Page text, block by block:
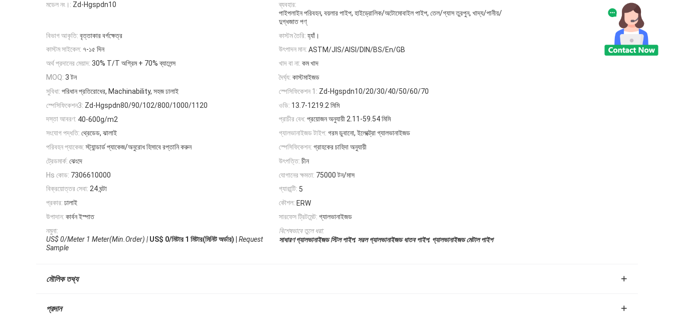
মডেল নং।: Zd-Hgspdn10
ব্যবহার:
পাইপলাইন পরিবহন, বয়লার পাইপ, হাইড্রোলিক/অটোমোবাইল পাইপ, তেল/গ্যাস তুরপুন, খাদ্য/পানীয়/
দুগ্ধজাত পণ্
বিভাগ আকৃতি: বৃত্তাকার বর্গক্ষেত্র কাস্টম তৈরি: হ্যাঁ।
কাস্টম সাইকেল: ৭-১৫ দিন উৎপাদন মান: ASTM/JIS/AISI/DIN/BS/En/GB
অর্থ প্রদানের মেয়াদ: 30% T/T অগ্রিম + 70% ব্যালেন্স খাদ বা না: কম খাদ
MOQ: 3 টন দৈর্ঘ্য: কাস্টমাইজড
সুবিধা: পরিধান প্রতিরোধের, Machinability, সহজ ঢালাই স্পেসিফিকেশন 1: Zd-Hgspdn10/20/30/40/50/60/70
স্পেসিফিকেশন3: Zd-Hgspdn80/90/102/800/1000/1120 ওডি: 13.7-1219.2 মিমি
দস্তা আবরণ: 40-600g/m2 প্রাচীর বেধ: প্রয়োজন অনুযায়ী 2.11-59.54 মিমি
সংযোগ পদ্ধতি: থ্রেডেড, ঝালাই গ্যালভানাইজড টাইপ: গরম ডুবানো, ইলেক্ট্রো গ্যালভানাইজড
পরিবহন প্যাকেজ: স্ট্যান্ডার্ড প্যাকেজ/অনুরোধ হিসাবে রপ্তানি করুন স্পেসিফিকেশন: গ্রাহকের চাহিদা অনুযায়ী
ট্রেডমার্ক: ঝেংদে উৎপত্তি: চীন
Hs কোড: 7306610000 যোগানের ক্ষমতা: 75000 টন/মাস
বিক্রয়োত্তর সেবা: 24 ঘন্টা গ্যারান্টি: 5
প্রকার: ঢালাই কৌশল: ERW
উপাদান: কার্বন ইস্পাত সারফেস ট্রিটমেন্ট: গ্যালভানাইজড
নমুনা:
US$ 0/Meter 1 Meter(Min.Order) | US$ 0/মিটার 1 মিটার(মিনিট অর্ডার) |
Request
Sample
বিশেষভাবে তুলে ধরা:
সাধারণ গ্যালভানাইজড স্টিল পাইপ, সরল গ্যালভানাইজড ধাতব পাইপ, গ্যালভানাইজড মেটাল পাইপ
মৌলিক তথ্য
প্রদান